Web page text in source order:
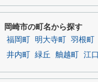
岡崎市の町名から探す
福岡町 明大寺町 羽根町
井内町
緑丘 舳越町 江口